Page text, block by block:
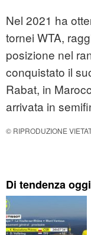
Nel 2021 ha
tornei WTA,
posizione nel
conquistato il
Rabat, in
arrivata in
© RIPRODUZIONE
Di tendenza oggi